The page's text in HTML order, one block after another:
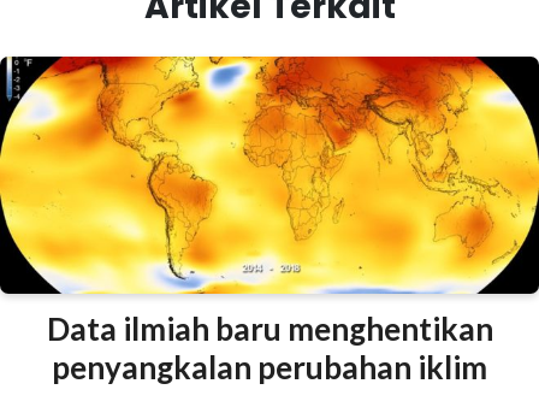
Data ilmiah baru menghentikan
penyangkalan perubahan iklim